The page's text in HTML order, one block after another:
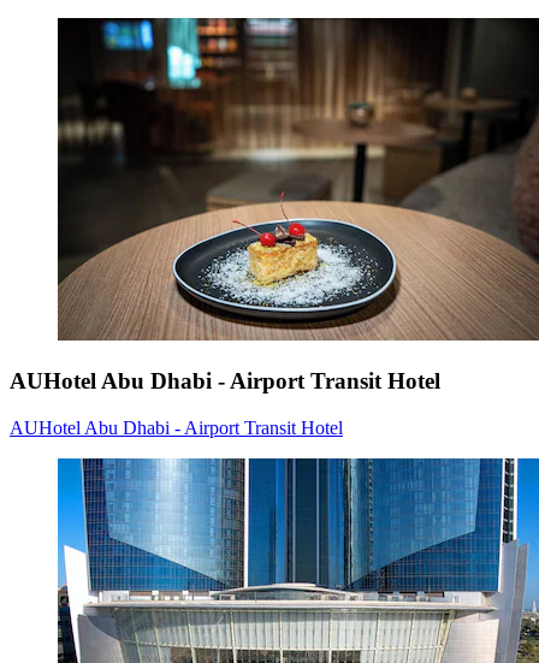
AUHotel Abu Dhabi - Airport Transit Hotel
AUHotel Abu Dhabi - Airport Transit Hotel